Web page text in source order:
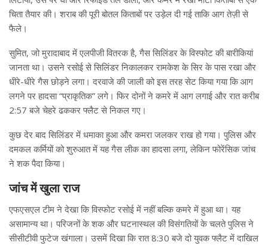
चिता तैयार की। शराब की पूरी बोतल किताबों पर उड़ेल दी गई ताकि आग तेज़ी से
फैले।
सुमित, जो मुरादाबाद में एलपीजी वितरक है, गैस सिलिंडर के विस्फोट की बारीकियां
जानता था। उसने रसोई से सिलिंडर निकालकर रामकेश के सिर के पास रखा और
धीरे-धीरे गैस छोड़ने लगा। दरवाजे की जाली को इस तरह सेट किया गया कि आग
लगने पर हादसा “प्राकृतिक” लगे। फिर दोनों ने कमरे में आग लगाई और रात करीब
2:57 बजे चेहरे ढककर फ्लैट से निकल गए।
कुछ देर बाद सिलिंडर में धमाका हुआ और कमरा जलकर राख हो गया। पुलिस और
दमकल कर्मियों को शुरुआत में यह गैस लीक का हादसा लगा, लेकिन फोरेंसिक जांच
ने शक पैदा किया।
जांच में खुला राज
एफएसएल टीम ने देखा कि विस्फोट रसोई में नहीं बल्कि कमरे में हुआ था। यह
असामान्य था। परिजनों के शक और घटनास्थल की विसंगतियों के चलते पुलिस ने
सीसीटीवी फुटेज खंगाला। उसमें दिखा कि रात 8:30 बजे दो युवक फ्लैट में दाखिल